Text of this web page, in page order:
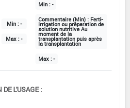
Min : -
Max : -
Min : -
Commentaire (Min) : Ferti-
irrigation ou préparation de
solution nutritive Au
moment de la
transplantation puis après
la transplantation
Max : -
DE L'USAGE :